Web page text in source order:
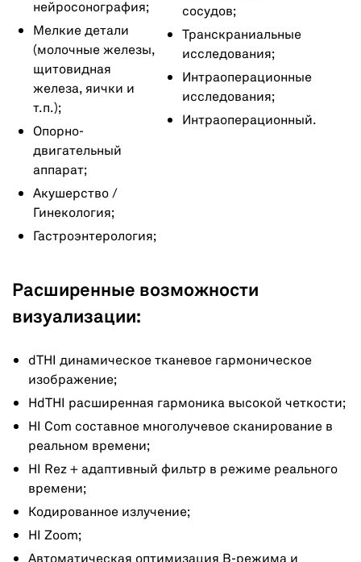
нейросонография;
Мелкие детали
(молочные железы,
щитовидная
железа, яички и
т.п.);
Опорно-
двигательный
аппарат;
Акушерство /
Гинекология;
Гастроэнтерология;
сосудов;
Транскраниальные
исследования;
Интраоперационные
исследования;
Интраоперационный.
Расширенные возможности
визуализации:
dTHI динамическое тканевое гармоническое
изображение;
HdTHI расширенная гармоника высокой четкости;
HI Com составное многолучевое сканирование в
реальном времени;
HI Rez + адаптивный фильтр в режиме реального
времени;
Кодированное излучение;
HI Zoom;
Автоматическая оптимизация В-режима и